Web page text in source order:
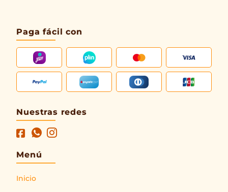
Paga fácil con
Nuestras redes
Menú
Inicio